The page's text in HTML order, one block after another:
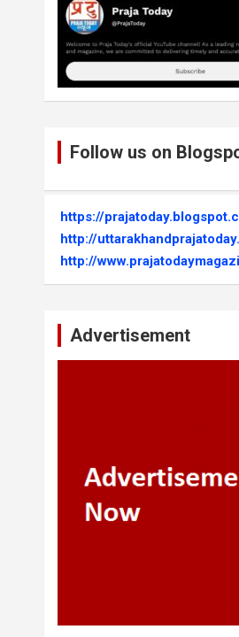
Follow us on
https://
http://
http://
Advertisement